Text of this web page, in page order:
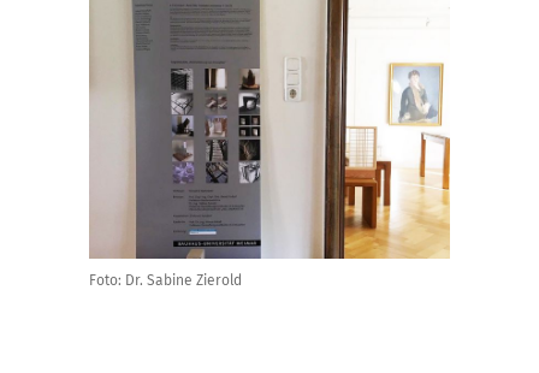
Foto: Dr. Sabine Zierold